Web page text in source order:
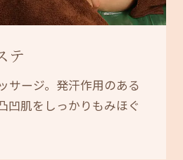
テ
サージ。発汗作用のある
凹肌をしっかりもみほぐ